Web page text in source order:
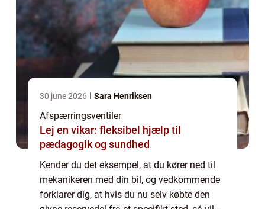
30 june 2026 Sara Henriksen
Afspærringsventiler
Lej en vikar: fleksibel hjælp til
pædagogik og sundhed
Kender du det eksempel, at du kører ned til
mekanikeren med din bil, og vedkommende
forklarer dig, at hvis du nu selv købte den